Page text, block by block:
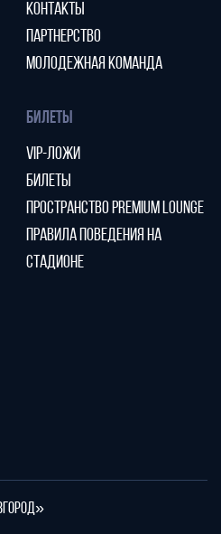
КОНТАКТЫ
ПАРТНЕРСТВО
МОЛОДЕЖНАЯ КОМАНДА
БИЛЕТЫ
VIP-ЛОЖИ
БИЛЕТЫ
ПРОСТРАНСТВО PREMIUM LOUNGE
ПРАВИЛА ПОВЕДЕНИЯ НА
СТАДИОНЕ